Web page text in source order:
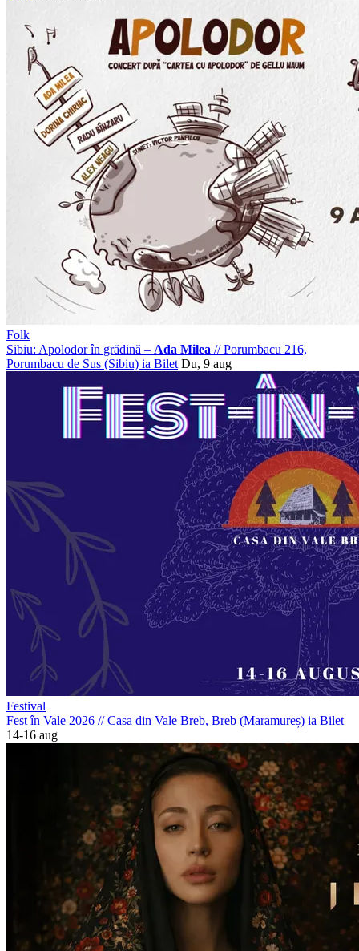
Folk
Sibiu: Apolodor în grădină – Ada Milea //Porumbacu 216,
Porumbacu de Sus (Sibiu) ia Bilet Du, 9 aug
Festival
Fest în Vale 2026 //Casa din Vale Breb, Breb (Maramureș) ia Bilet
14-16 aug